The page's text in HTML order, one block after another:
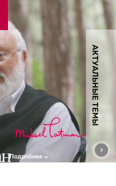
АКТУАЛЬНЫЕ ТЕМЫ
Подробнее